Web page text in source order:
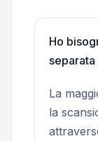
Ho
La
la